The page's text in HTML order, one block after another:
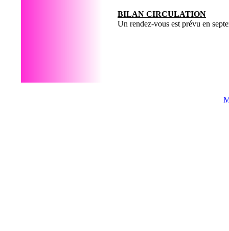
BILAN CIRCULATION
Un rendez-vous est prévu en